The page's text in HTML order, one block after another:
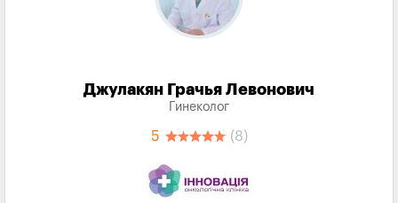
Джулакян Грачья Левонович
Гинеколог
5 (8)